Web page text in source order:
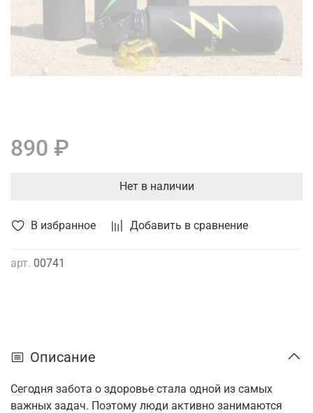
В избранное Добавить в сравнение
арт. 00741
890 ₽
Нет в наличии
Описание
Сегодня забота о здоровье стала одной из самых
важных задач. Поэтому люди активно занимаются